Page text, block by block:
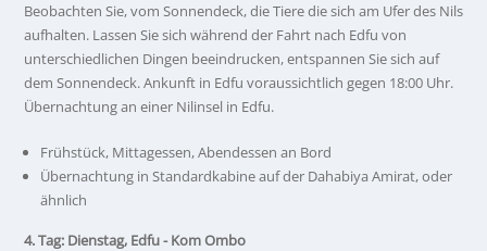
Beobachten Sie, vom Sonnendeck, die Tiere die sich am Ufer des Nils
aufhalten. Lassen Sie sich während der Fahrt nach Edfu von
unterschiedlichen Dingen beeindrucken, entspannen Sie sich auf
dem Sonnendeck. Ankunft in Edfu voraussichtlich gegen 18:00 Uhr.
Übernachtung an einer Nilinsel in Edfu.
Frühstück, Mittagessen, Abendessen an Bord
Übernachtung in Standardkabine auf der Dahabiya Amirat, oder
ähnlich
4. Tag: Dienstag, Edfu - Kom Ombo